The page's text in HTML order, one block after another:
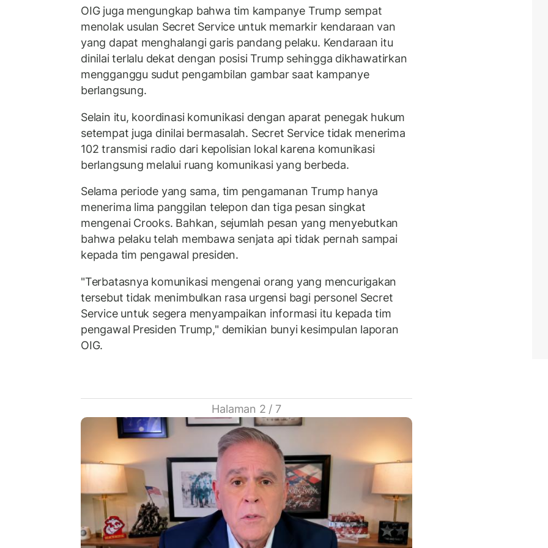
OIG juga mengungkap bahwa tim kampanye Trump sempat
menolak usulan Secret Service untuk memarkir kendaraan van
yang dapat menghalangi garis pandang pelaku. Kendaraan itu
dinilai terlalu dekat dengan posisi Trump sehingga dikhawatirkan
mengganggu sudut pengambilan gambar saat kampanye
berlangsung.
Selain itu, koordinasi komunikasi dengan aparat penegak hukum
setempat juga dinilai bermasalah. Secret Service tidak menerima
102 transmisi radio dari kepolisian lokal karena komunikasi
berlangsung melalui ruang komunikasi yang berbeda.
Selama periode yang sama, tim pengamanan Trump hanya
menerima lima panggilan telepon dan tiga pesan singkat
mengenai Crooks. Bahkan, sejumlah pesan yang menyebutkan
bahwa pelaku telah membawa senjata api tidak pernah sampai
kepada tim pengawal presiden.
"Terbatasnya komunikasi mengenai orang yang mencurigakan
tersebut tidak menimbulkan rasa urgensi bagi personel Secret
Service untuk segera menyampaikan informasi itu kepada tim
pengawal Presiden Trump," demikian bunyi kesimpulan laporan
OIG.
Halaman 2 / 7